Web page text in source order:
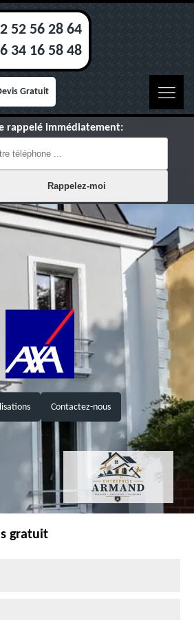
52 56 28 64
34 16 58 48
Gratuit
rappelé immédiatement:
Contactez-nous
gratuit